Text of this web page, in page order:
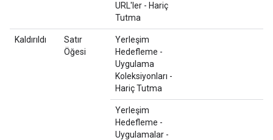
URL'ler - Hariç
Tutma
Kaldırıldı
Satır
Öğesi
Yerleşim
Hedefleme -
Uygulama
Koleksiyonları -
Hariç Tutma
Yerleşim
Hedefleme -
Uygulamalar -